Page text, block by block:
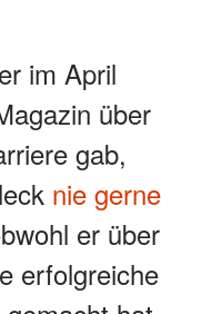
im April
über
gab,
nie gerne
er über
erfolgreiche